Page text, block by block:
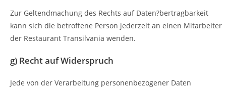
Zur Geltendmachung des Rechts auf Daten?bertragbarkeit
kann sich die betroffene Person jederzeit an einen Mitarbeiter
der Restaurant Transilvania wenden.
g) Recht auf Widerspruch
Jede von der Verarbeitung personenbezogener Daten